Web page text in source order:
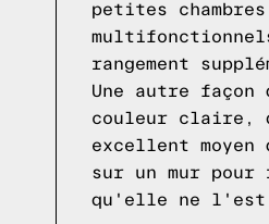
petites
rangement
Une autre
couleur claire,
excellent
sur un mur
qu'elle ne